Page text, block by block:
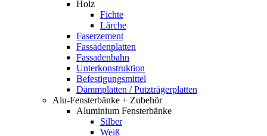
Holz
Fichte
Lärche
Faserzement
Fassadenplatten
Fassadenbahn
Unterkonstruktion
Befestigungsmittel
Dämmplatten / Putzträgerplatten
Alu-Fensterbänke + Zubehör
Aluminium Fensterbänke
Silber
Weiß